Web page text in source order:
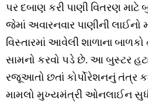
પર દબાણ કરી પાણી વિતરણ
જેમાં અવારનવાર પાણીની
વિસ્તારમાં આવેલી શાળાના
સામનો કરવો પડે છે. આ બુસ્ટર
રજૂઆતો છતાં કોર્પોરેશનનું તંત્ર
મામલો મુખ્યમંત્રી ઓનલાઈન